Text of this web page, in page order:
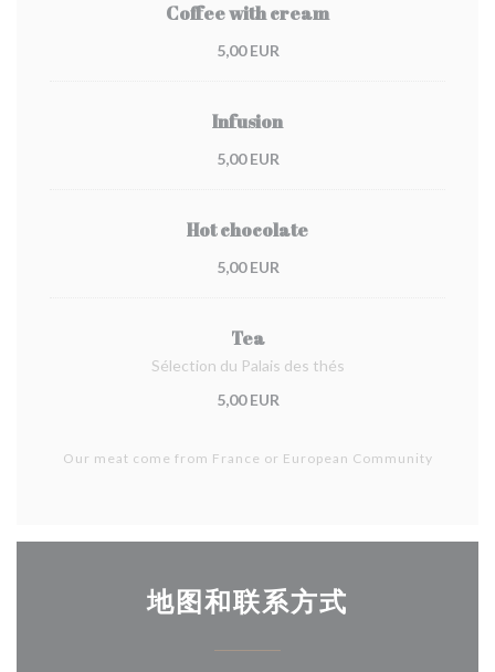
Coffee with cream
5,00 EUR
Infusion
5,00 EUR
Hot chocolate
5,00 EUR
Tea
Sélection du Palais des thés
5,00 EUR
Our meat come from France or European Community
地图和联系方式